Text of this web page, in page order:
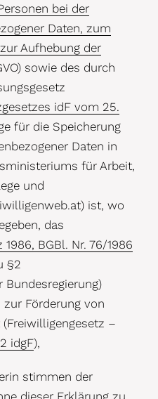
bei der
Daten, zum
Aufhebung der
sowie des durch
idF vom 25.
für die Speicherung
Daten in
für Arbeit,
und
ist, wo
das
BGBl. Nr. 76/1986
§2
Förderung von
–
idgF),
stimmen der
dieser Erklärung zu.